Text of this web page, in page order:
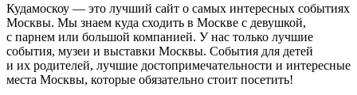
Кудамоскоу — это лучший сайт о самых интересных событиях
Москвы. Мы знаем куда сходить в Москве с девушкой,
с парнем или большой компанией. У нас только лучшие
события, музеи и выставки Москвы. События для детей
и их родителей, лучшие достопримечательности и интересные
места Москвы, которые обязательно стоит посетить!